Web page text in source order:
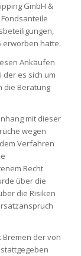
GmbH &
Fondsanteile
erworben hatte.
Ankäufen
es sich um
die Beratung
mit dieser
wegen
Verfahren
Recht
über die
die Risiken
Bremen der von